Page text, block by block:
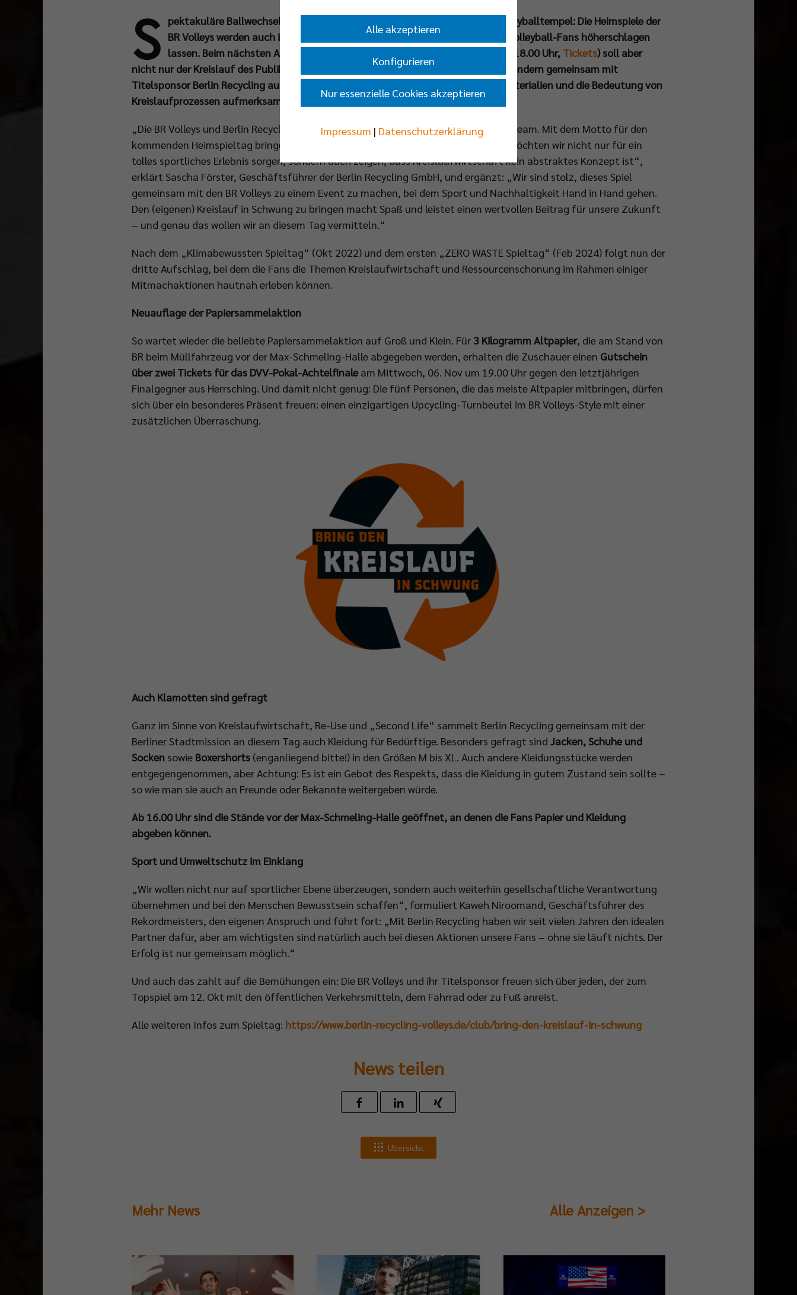
S pektakuläre Ballwechsel und eine spannungsgeladene Atmosphäre im Volleyballtempel: Die Heimspiele der
BR Volleys werden auch in der Saison 2024/25 einmal mehr die Herzen der Volleyball-Fans höherschlagen
lassen. Beim nächsten Auftritt gegen den VfB Friedrichshafen (12. Okt um 18.00 Uhr, Tickets) soll aber
nicht nur der Kreislauf des Publikums mal wieder so richtig in Schwung gebracht, sondern gemeinsam mit
Titelsponsor Berlin Recycling auch auf den ressourcenschonenden Umgang mit Materialien und die Bedeutung von
Kreislaufprozessen aufmerksam gemacht werden.
„Die BR Volleys und Berlin Recycling sind schon seit vielen Jahren ein eingespieltes Team. Mit dem Motto für den
kommenden Heimspieltag bringen wir es noch einmal auf den Punkt. Gemeinsam möchten wir nicht nur für ein
tolles sportliches Erlebnis sorgen, sondern auch zeigen, dass Kreislaufwirtschaft kein abstraktes Konzept ist“,
erklärt Sascha Förster, Geschäftsführer der Berlin Recycling GmbH, und ergänzt: „Wir sind stolz, dieses Spiel
gemeinsam mit den BR Volleys zu einem Event zu machen, bei dem Sport und Nachhaltigkeit Hand in Hand gehen.
Den (eigenen) Kreislauf in Schwung zu bringen macht Spaß und leistet einen wertvollen Beitrag für unsere Zukunft
– und genau das wollen wir an diesem Tag vermitteln.“
Nach dem „Klimabewussten Spieltag“ (Okt 2022) und dem ersten „ZERO WASTE Spieltag“ (Feb 2024) folgt nun der
dritte Aufschlag, bei dem die Fans die Themen Kreislaufwirtschaft und Ressourcenschonung im Rahmen einiger
Mitmachaktionen hautnah erleben können.
Neuauflage der Papiersammelaktion
So wartet wieder die beliebte Papiersammelaktion auf Groß und Klein. Für 3 Kilogramm Altpapier, die am Stand von
BR beim Müllfahrzeug vor der Max-Schmeling-Halle abgegeben werden, erhalten die Zuschauer einen Gutschein
über zwei Tickets für das DVV-Pokal-Achtelfinaleam Mittwoch, 06. Nov um 19.00 Uhr gegen den letztjährigen
Finalgegner aus Herrsching. Und damit nicht genug: Die fünf Personen, die das meiste Altpapier mitbringen, dürfen
sich über ein besonderes Präsent freuen: einen einzigartigen Upcycling-Turnbeutel im BR Volleys-Style mit einer
zusätzlichen Überraschung.
Auch Klamotten sind gefragt
Ganz im Sinne von Kreislaufwirtschaft, Re-Use und „Second Life“ sammelt Berlin Recycling gemeinsam mit der
Berliner Stadtmission an diesem Tag auch Kleidung für Bedürftige. Besonders gefragt sind Jacken, Schuhe und
Socken sowie Boxershorts (enganliegend bitte!) in den Größen M bis XL. Auch andere Kleidungsstücke werden
entgegengenommen, aber Achtung: Es ist ein Gebot des Respekts, dass die Kleidung in gutem Zustand sein sollte –
so wie man sie auch an Freunde oder Bekannte weitergeben würde.
Ab 16.00 Uhr sind die Stände vor der Max-Schmeling-Halle geöffnet, an denen die Fans Papier und Kleidung
abgeben können.
Sport und Umweltschutz im Einklang
„Wir wollen nicht nur auf sportlicher Ebene überzeugen, sondern auch weiterhin gesellschaftliche Verantwortung
übernehmen und bei den Menschen Bewusstsein schaffen“, formuliert Kaweh Niroomand, Geschäftsführer des
Rekordmeisters, den eigenen Anspruch und führt fort: „Mit Berlin Recycling haben wir seit vielen Jahren den idealen
Partner dafür, aber am wichtigsten sind natürlich auch bei diesen Aktionen unsere Fans – ohne sie läuft nichts. Der
Erfolg ist nur gemeinsam möglich.“
Und auch das zahlt auf die Bemühungen ein: Die BR Volleys und ihr Titelsponsor freuen sich über jeden, der zum
Topspiel am 12. Okt mit den öffentlichen Verkehrsmitteln, dem Fahrrad oder zu Fuß anreist.
Alle weiteren Infos zum Spieltag: https://www.berlin-recycling-volleys.de/club/bring-den-kreislauf-in-schwung
News teilen
Übersicht
Mehr News Alle Anzeigen >
Alle akzeptieren
Konfigurieren
Nur essenzielle Cookies akzeptieren
Impressum | Datenschutzerklärung